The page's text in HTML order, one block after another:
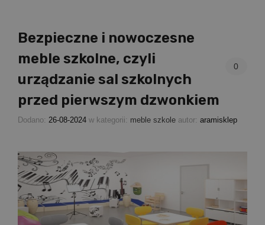
Bezpieczne i nowoczesne
meble szkolne, czyli
urządzanie sal szkolnych
przed pierwszym dzwonkiem
0
Dodano: 26-08-2024 w kategorii: meble szkole autor: aramisklep